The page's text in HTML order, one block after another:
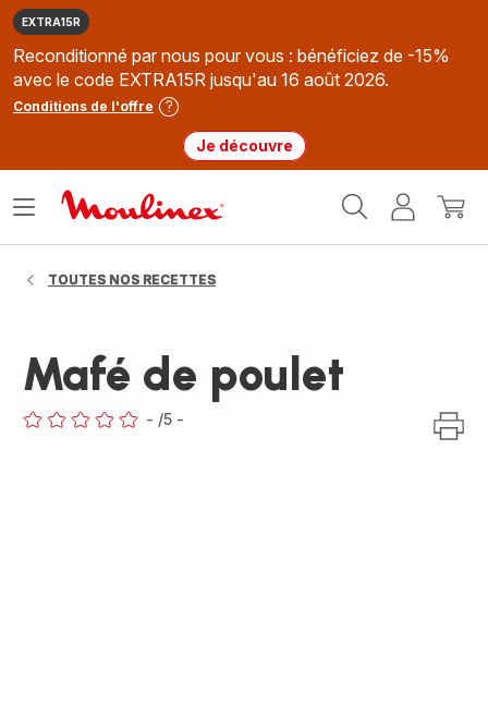
EXTRA15R
Reconditionné par nous pour vous : bénéficiez de -15%
avec le code EXTRA15R jusqu'au 16 août 2026.
Conditions de l'offre
Je découvre
MonMon
Ouvrir
TOUTES NOS RECETTES
Mafé de poulet
- /5 -